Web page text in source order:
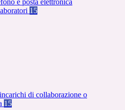
e posta elettronica
15
di collaborazione o
15